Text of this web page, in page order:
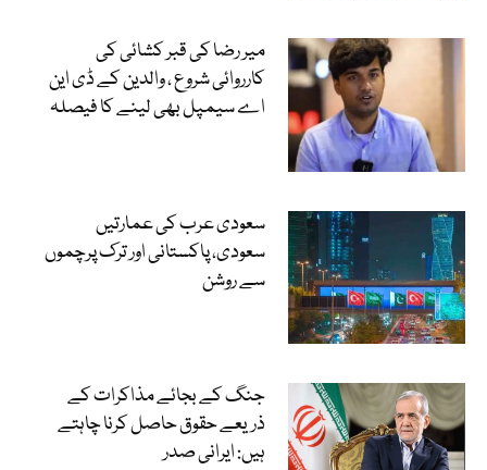
میر رضا کی قبر کشائی کی
کارروائی شروع ، والدین کے ڈی این
اے سیمپل بھی لینے کا فیصلہ
سعودی عرب کی عمارتیں
سعودی، پاکستانی اور ترک پرچموں
سے روشن
جنگ کے بجائے مذاکرات کے
ذریعے حقوق حاصل کرنا چاہتے
ہیں: ایرانی صدر